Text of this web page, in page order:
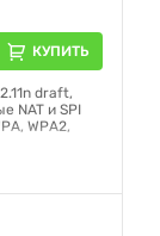
КУПИТЬ
draft,
NAT и SPI
WPA2,